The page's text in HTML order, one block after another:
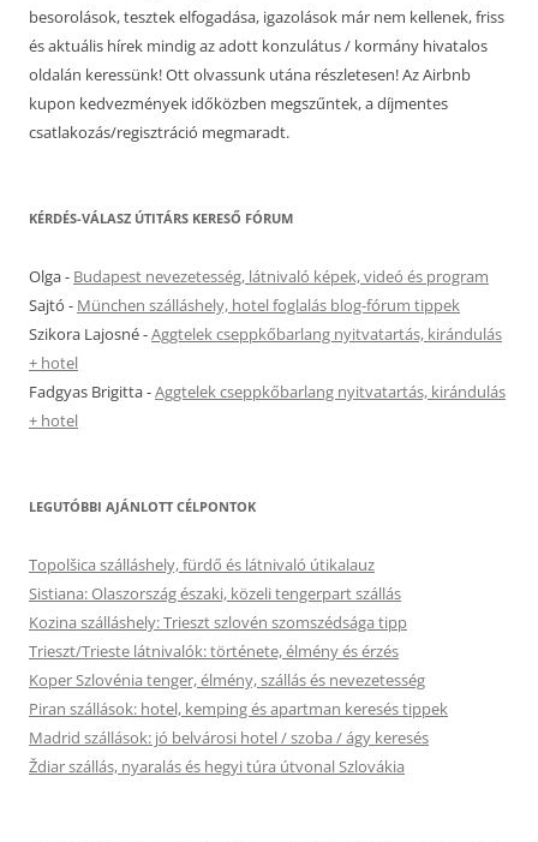
besorolások, tesztek elfogadása, igazolások már nem kellenek, friss
és aktuális hírek mindig az adott konzulátus / kormány hivatalos
oldalán keressünk! Ott olvassunk utána részletesen! Az Airbnb
kupon kedvezmények időközben megszűntek, a díjmentes
csatlakozás/regisztráció megmaradt.
KÉRDÉS-VÁLASZ ÚTITÁRS KERESŐ FÓRUM
Olga- Budapest nevezetesség, látnivaló képek, videó és program
Sajtó - München szálláshely, hotel foglalás blog-fórum tippek
Szikora Lajosné-Aggtelek cseppkőbarlang nyitvatartás, kirándulás
+ hotel
Fadgyas Brigitta-Aggtelek cseppkőbarlang nyitvatartás, kirándulás
+ hotel
LEGUTÓBBI AJÁNLOTT CÉLPONTOK
Topolšica szálláshely, fürdő és látnivaló útikalauz
Sistiana: Olaszország északi, közeli tengerpart szállás
Kozina szálláshely: Trieszt szlovén szomszédsága tipp
Trieszt/Trieste látnivalók: története, élmény és érzés
Koper Szlovénia tenger, élmény, szállás és nevezetesség
Piran szállások: hotel, kemping és apartman keresés tippek
Madrid szállások: jó belvárosi hotel / szoba / ágy keresés
Ždiar szállás, nyaralás és hegyi túra útvonal Szlovákia